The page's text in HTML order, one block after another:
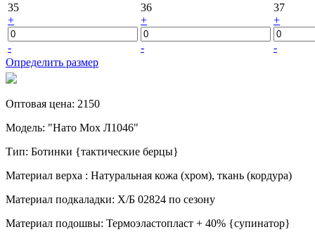
35
+
-
36
+
-
37
+
-
Определить размер
Оптовая цена: 2150
Модель: "Нато Мох Л1046"
Тип: Ботинки {тактические берцы}
Материал верха : Натуральная кожа (хром), ткань (кордура)
Материал подкаладки: Х/Б 02824 по сезону
Материал подошвы: Термоэластопласт + 40% {супинатор}